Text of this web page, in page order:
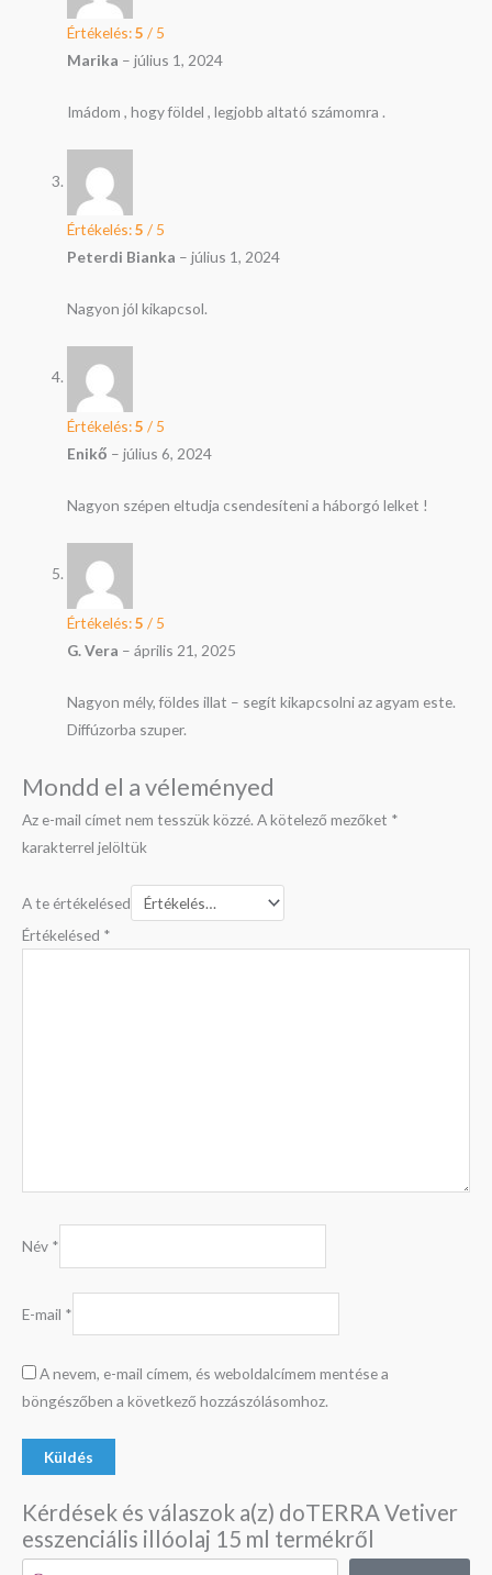
Értékelés:5 / 5
Marika – július 1, 2024
Imádom , hogy földel , legjobb altató számomra .
Értékelés:5 / 5
Peterdi Bianka – július 1, 2024
Nagyon jól kikapcsol.
Értékelés:5 / 5
Enikő – július 6, 2024
Nagyon szépen eltudja csendesíteni a háborgó lelket !
Értékelés:5 / 5
G. Vera – április 21, 2025
Nagyon mély, földes illat – segít kikapcsolni az agyam este.
Diffúzorba szuper.
Mondd el a véleményed
Az e-mail címet nem tesszük közzé. A kötelező mezőket *
karakterrel jelöltük
A te értékelésed
Értékelésed *
Név *
E-mail *
A nevem, e-mail címem, és weboldalcímem mentése a
böngészőben a következő hozzászólásomhoz.
Kérdések és válaszok a(z) doTERRA Vetiver
esszenciális illóolaj 15 ml termékről